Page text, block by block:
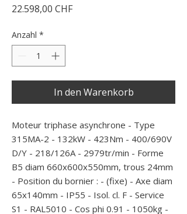
22.598,00 CHFPreis
Anzahl *
In den Warenkorb
Moteur triphase asynchrone - Type
315MA-2 - 132kW - 423Nm - 400/690V
D/Y - 218/126A - 2979tr/min - Forme
B5 diam 660x600x550mm, trous 24mm
- Position du bornier : - (fixe) - Axe diam
65x140mm - IP55 - Isol. cl. F - Service
S1 - RAL5010 - Cos phi 0.91 - 1050kg -